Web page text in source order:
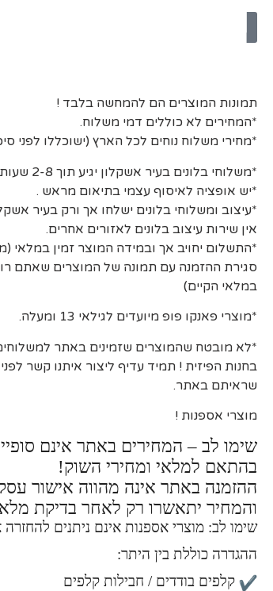
תמונות המוצרים הם להמחשה בלבד !
*המחירים לא כוללים דמי משלוח.
*מחירי משלוח נוחים לכל הארץ (ישוכללו לפני
*משלוחי בלונים בעיר אשקלון יגיע תוך 2-8 שעות מקבלת ההזמנה ואישורה.
*יש אופציה לאיסוף עצמי בתיאום מראש .
*עיצוב ומשלוחי בלונים ישלחו אך ורק בעיר
אין שירות עיצוב בלונים לאזורים אחרים.
*התשלום יחויב אך ובמידה המוצר זמין במלאי
סגירת ההזמנה עם תמונה של המוצרים שאתם
במלאי הקיים)
*מוצרי פאנקו פופ מיועדים לגילאי 13 ומעלה.
*לא מובטח שהמוצרים שזמינים באתר למשלוחים
בחנות הפיזית ! תמיד עדיף ליצור איתנו קשר
שראיתם באתר.
מוצרי אספנות !
שימו לב – המחירים באתר אינם סופיים
בהתאם למלאי ומחירי השוק!
ההזמנה באתר אינה מהווה אישור
והמחיר יתאשרו רק לאחר בדיקת
שימו לב: מוצרי אספנות אינם ניתנים
ההגדרה כוללת בין היתר:
קלפים בודדים / חבילות קלפים